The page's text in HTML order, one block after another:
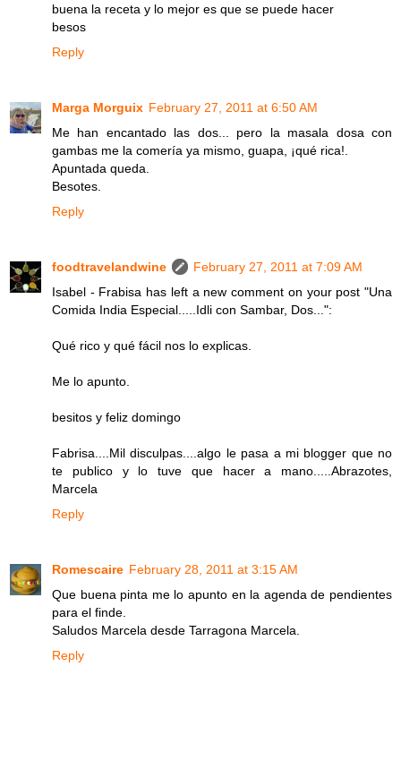
buena la receta y lo mejor es que se puede hacer
besos
Reply
Marga Morguix February 27, 2011 at 6:50 AM
Me han encantado las dos... pero la masala dosa con
gambas me la comería ya mismo, guapa, ¡qué rica!.
Apuntada queda.
Besotes.
Reply
foodtravelandwine
February 27, 2011 at 7:09 AM
Isabel - Frabisa has left a new comment on your post "Una
Comida India Especial.....Idli con Sambar, Dos...":
Qué rico y qué fácil nos lo explicas.
Me lo apunto.
besitos y feliz domingo
Fabrisa....Mil disculpas....algo le pasa a mi blogger que no
te publico y lo tuve que hacer a mano.....Abrazotes,
Marcela
Reply
Romescaire February 28, 2011 at 3:15 AM
Que buena pinta me lo apunto en la agenda de pendientes
para el finde.
Saludos Marcela desde Tarragona Marcela.
Reply